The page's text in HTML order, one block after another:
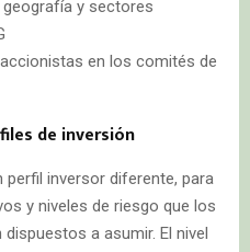
y sectores
en los comités de
de inversión
perfil inversor diferente, para
y niveles de riesgo que los
a asumir. El nivel